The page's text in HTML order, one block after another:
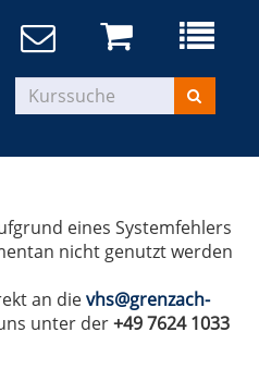
eines Systemfehlers
nicht genutzt werden
an dievhs@grenzach-
unter der+49 7624 1033